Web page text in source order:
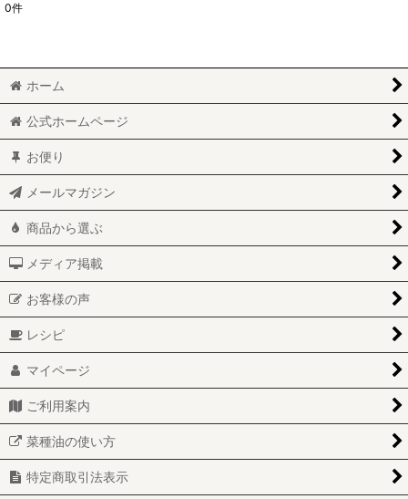
並び順:
0件
ホーム
公式ホームページ
お便り
メールマガジン
商品から選ぶ
メディア掲載
お客様の声
レシピ
マイページ
ご利用案内
菜種油の使い方
特定商取引法表示